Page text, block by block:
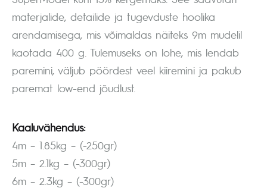
materjalide, detailide ja tugevduste hoolika
arendamisega, mis võimaldas näiteks 9m mudelil
kaotada 400 g. Tulemuseks on lohe, mis lendab
paremini, väljub pöördest veel kiiremini ja pakub
paremat low-end jõudlust.
Kaaluvähendus:
4m – 1.85kg – (-250gr)
5m – 2.1kg – (-300gr)
6m – 2.3kg – (-300gr)